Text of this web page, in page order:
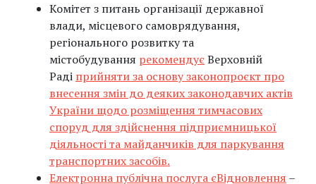
Комітет з питань організації державної
влади, місцевого самоврядування,
регіонального розвитку та
містобудування рекомендуєВерховній
Раді прийняти за основу законопроєкт про
внесення змін до деяких законодавчих актів
України щодо розміщення тимчасових
споруд для здійснення підприємницької
діяльності та майданчиків для паркування
транспортних засобів.
Електронна публічна послуга єВідновлення –